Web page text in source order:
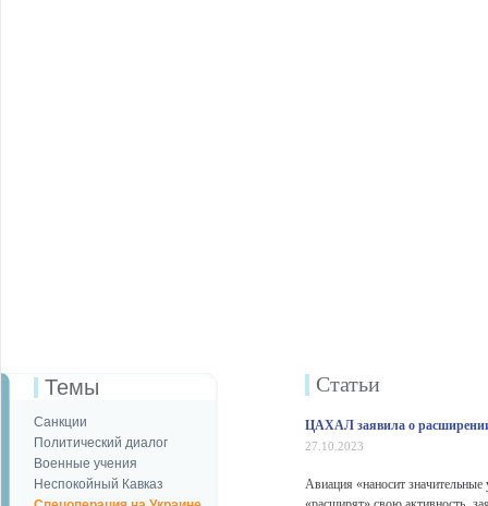
Темы
Санкции
Политический диалог
Военные учения
Неспокойный Кавказ
Статьи
ЦАХАЛ заявила о расширении
27.10.2023
Авиация «наносит